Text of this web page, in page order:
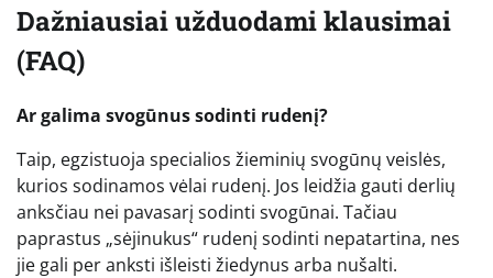
Dažniausiai užduodami klausimai
(FAQ)
Ar galima svogūnus sodinti rudenį?
Taip, egzistuoja specialios žieminių svogūnų veislės,
kurios sodinamos vėlai rudenį. Jos leidžia gauti derlių
anksčiau nei pavasarį sodinti svogūnai. Tačiau
paprastus „sėjinukus“ rudenį sodinti nepatartina, nes
jie gali per anksti išleisti žiedynus arba nušalti.